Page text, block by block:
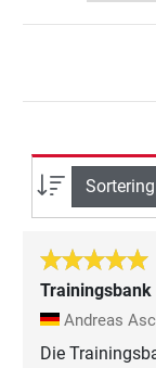
Sortering
Trainingsbank
Andreas
Die